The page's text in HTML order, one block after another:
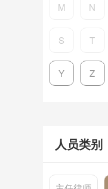
M N
S T
Y Z
人员类别